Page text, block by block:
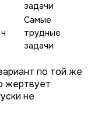
задачи
Самые
трудные
задачи
по той же
жертвует
не